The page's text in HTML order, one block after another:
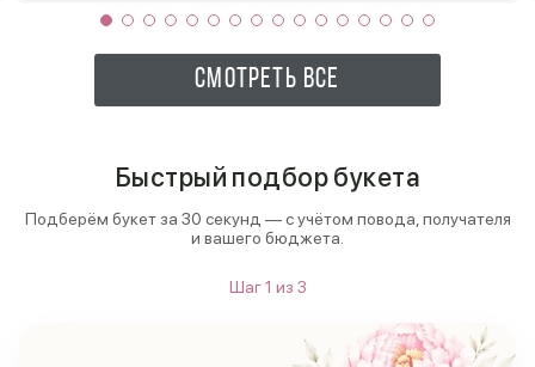
СМОТРЕТЬ ВСЕ
Быстрый подбор букета
Подберём букет за 30 секунд — с учётом повода, получателя
и вашего бюджета.
Шаг1 из 3